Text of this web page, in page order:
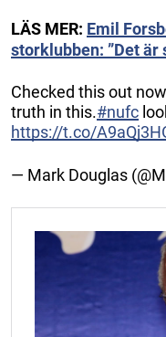
LÄS MER: Emil
storklubben: ”Det är
Checked this out
truth in this.#nufc
https://t.co/
— Mark Douglas